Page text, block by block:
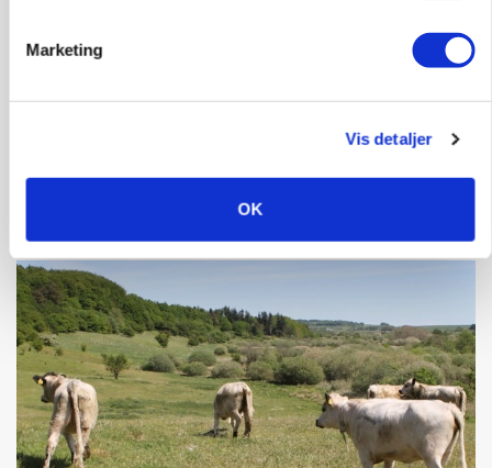
Marketing
Vis detaljer
OK
POLITIK
Folketinget behandler ny gødskningslov: Sådan